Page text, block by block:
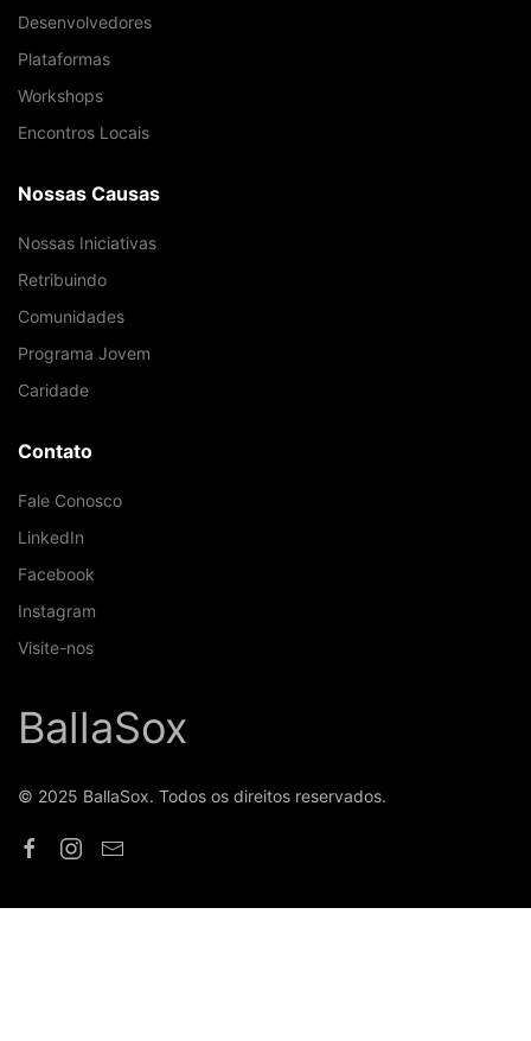
Desenvolvedores
Plataformas
Workshops
Encontros Locais
Nossas Causas
Nossas Iniciativas
Retribuindo
Comunidades
Programa Jovem
Caridade
Contato
Fale Conosco
LinkedIn
Facebook
Instagram
Visite-nos
BallaSox
© 2025 BallaSox. Todos os direitos reservados.